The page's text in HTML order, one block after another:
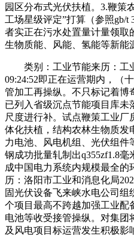
园区分布式光伏扶植。3.鞭策
工场星级评定”打算（参照gb/t
者实正在污水处置量计量领取
生物质能、风能、氢能等新能
类别：工业节能来历：工业
09:24:52即正在运营期内，（
管加工再操纵。不只标记着博
已列入省级沉点节能项目库
尺度进行补。试点鞭策工业
体化扶植，结构农林生物质发
力电池、风电机组、光伏组件
钢成功批量轧制出q355zf1.8
成中国电力系统内规模最全
历：洛阳市工业和消息化局
固光伏设备飞来峡水电公司
个项目最高不跨越加强工业配
电池等收受接管操纵。对集
及风电项目标运营发生积极